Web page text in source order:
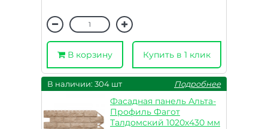
В корзину Купить в 1 клик
В наличии: 304 шт Подробнее
Фасадная панель Альта-
Профиль Фагот
Талдомский 1020х430 мм